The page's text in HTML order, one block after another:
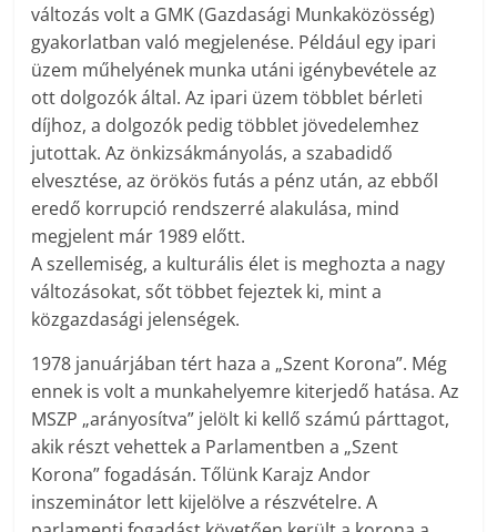
változás volt a GMK (Gazdasági Munkaközösség)
gyakorlatban való megjelenése. Például egy ipari
üzem műhelyének munka utáni igénybevétele az
ott dolgozók által. Az ipari üzem többlet bérleti
díjhoz, a dolgozók pedig többlet jövedelemhez
jutottak. Az önkizsákmányolás, a szabadidő
elvesztése, az örökös futás a pénz után, az ebből
eredő korrupció rendszerré alakulása, mind
megjelent már 1989 előtt.
A szellemiség, a kulturális élet is meghozta a nagy
változásokat, sőt többet fejeztek ki, mint a
közgazdasági jelenségek.
1978 januárjában tért haza a „Szent Korona”. Még
ennek is volt a munkahelyemre kiterjedő hatása. Az
MSZP „arányosítva” jelölt ki kellő számú párttagot,
akik részt vehettek a Parlamentben a „Szent
Korona” fogadásán. Tőlünk Karajz Andor
inszeminátor lett kijelölve a részvételre. A